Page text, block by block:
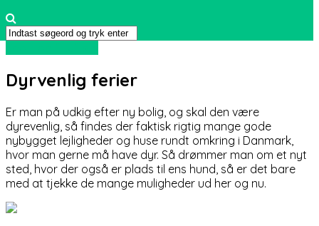
Dyrvenlig ferier
Er man på udkig efter ny bolig, og skal den være
dyrevenlig, så findes der faktisk rigtig mange gode
nybygget lejligheder og huse rundt omkring i Danmark,
hvor man gerne må have dyr. Så drømmer man om et nyt
sted, hvor der også er plads til ens hund, så er det bare
med at tjekke de mange muligheder ud her og nu.